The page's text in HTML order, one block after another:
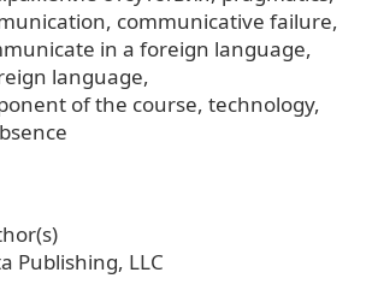
communicative failure
in a foreign language
language
of the course technology
Publishing, LLC